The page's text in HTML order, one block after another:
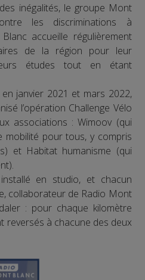
inégalités, le groupe Mont
les discriminations à
accueille régulièrement
de la région pour leur
études tout en étant
janvier 2021 et mars 2022,
l’opération Challenge Vélo
associations : Wimoov (qui
pour tous, y compris
et Habitat humanisme (qui
en studio, et chacun
collaborateur de Radio Mont
: pour chaque kilomètre
reversés à chacune des deux